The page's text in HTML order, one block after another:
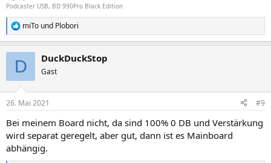
Podcaster USB, BD 990Pro Black Edition
R
e
e
:
miTo und Plobori
D DuckDuckStop
Gast
26. Mai 2021 #9
Bei meinem Board nicht, da sind 100% 0 DB und Verstärkung
wird separat geregelt, aber gut, dann ist es Mainboard
abhängig.